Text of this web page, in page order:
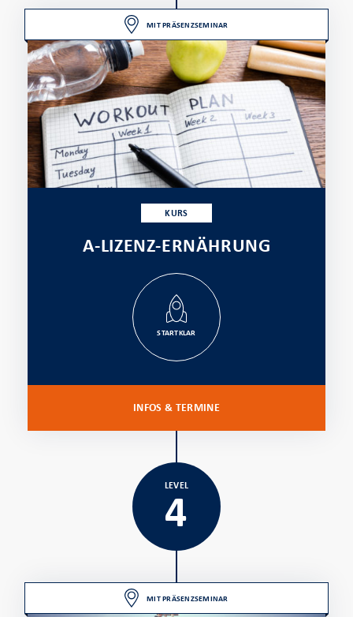
MIT PRÄSENZSEMINAR
KURS
A-LIZENZ-ERNÄHRUNG
STARTKLAR
INFOS & TERMINE
LEVEL
4
MIT PRÄSENZSEMINAR